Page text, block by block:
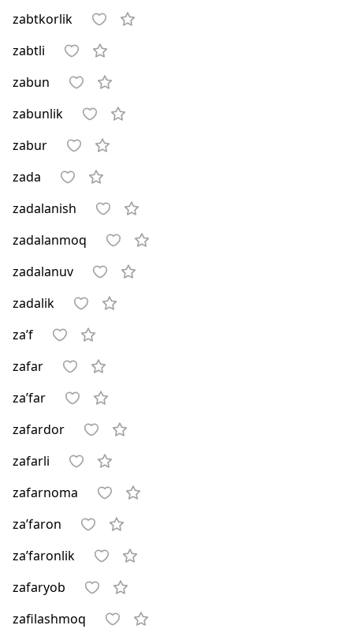
zabtkorlik
zabtli
zabun
zabunlik
zabur
zada
zadalanish
zadalanmoq
zadalanuv
zadalik
za’f
zafar
za’far
zafardor
zafarli
zafarnoma
za’faron
za’faronlik
zafaryob
zafilashmoq